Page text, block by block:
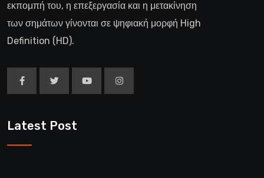
εκπομπή του, η επεξεργασία και η μετακίνηση
των σημάτων γίνονται σε ψηφιακή μορφή High
Definition (HD).
Latest Post